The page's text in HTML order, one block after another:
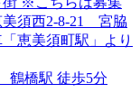
美須西2-8-21 宮脇
恵美須町駅」より
鶴橋駅 徒歩5分